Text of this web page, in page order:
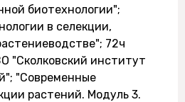
биотехнологии";
в селекции,
72ч
"Сколковский институт
"Современные
растений. Модуль 3.